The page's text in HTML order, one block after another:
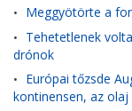
• Meggyötörte a
• Tehetetlenek
drónok
• Európai tőzsde
kontinensen, az